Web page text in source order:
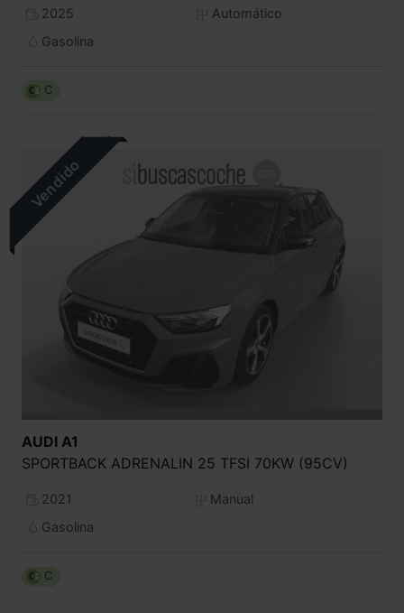
2025
Automático
Gasolina
C
AUDI A1
SPORTBACK ADRENALIN 25 TFSI 70KW (95CV)
2021
Manual
Gasolina
C